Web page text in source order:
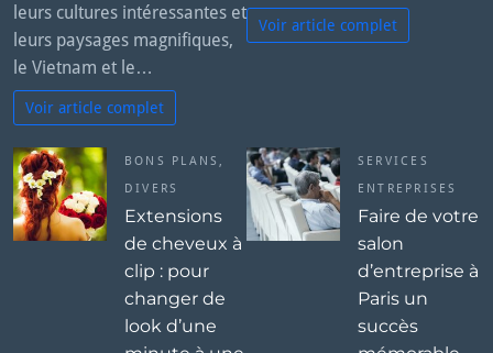
leurs cultures intéressantes et
leurs paysages magnifiques,
le Vietnam et le…
Voir article complet
Voir article complet
BONS PLANS ,
DIVERS
Extensions
de cheveux à
clip : pour
changer de
look d’une
SERVICES
ENTREPRISES
Faire de votre
salon
d’entreprise à
Paris un
succès